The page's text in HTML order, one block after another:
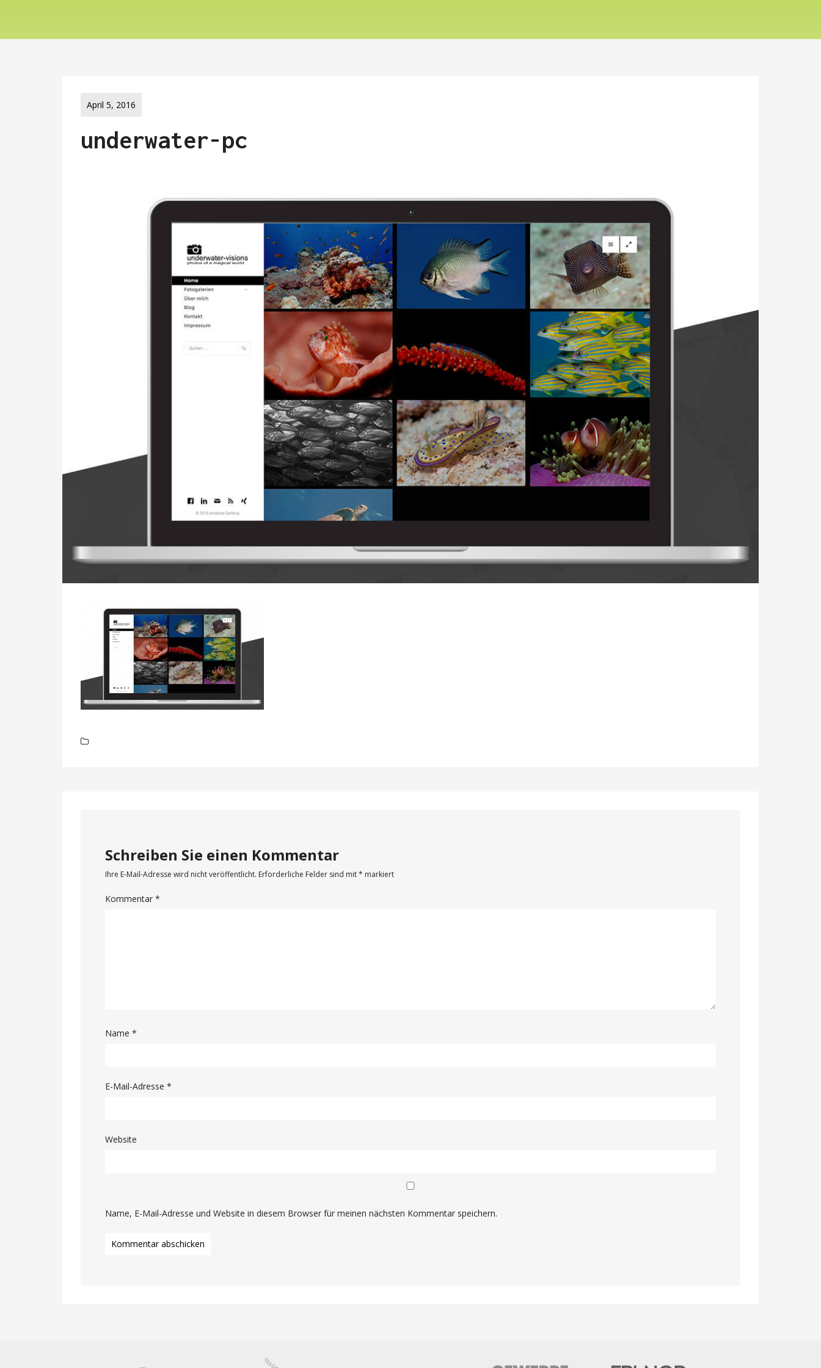
April 5, 2016
underwater-pc
Schreiben Sie einen Kommentar
Ihre E-Mail-Adresse wird nicht veröffentlicht. Erforderliche Felder sind mit* markiert
Kommentar *
Name *
E-Mail-Adresse *
Website
Name, E-Mail-Adresse und Website in diesem Browser für meinen nächsten Kommentar speichern.